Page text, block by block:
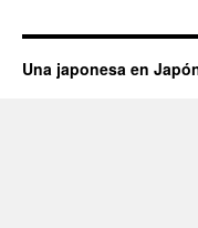
Una japonesa en